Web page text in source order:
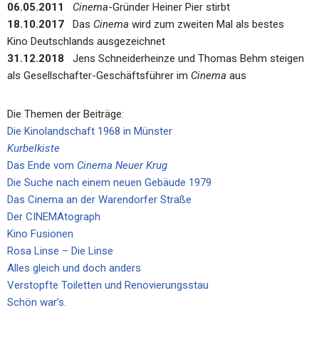
06.05.2011 Cinema-Gründer Heiner Pier stirbt
18.10.2017 Das Cinema wird zum zweiten Mal als bestes
Kino Deutschlands ausgezeichnet
31.12.2018 Jens Schneiderheinze und Thomas Behm steigen
als Gesellschafter-Geschäftsführer im Cinema aus
Die Themen der Beiträge:
Die Kinolandschaft 1968 in Münster
Kurbelkiste
Das Ende vom Cinema Neuer Krug
Die Suche nach einem neuen Gebäude 1979
Das Cinema an der Warendorfer Straße
Der CINEMAtograph
Kino Fusionen
Rosa Linse – Die Linse
Alles gleich und doch anders
Verstopfte Toiletten und Renovierungsstau
Schön war’s.